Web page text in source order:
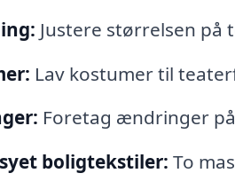
Justere størrelsen på
Lav kostumer til
Foretag ændringer
boligtekstiler: To